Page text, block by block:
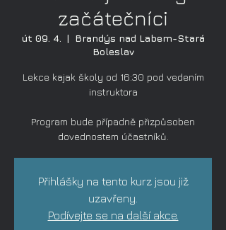
začátečníci
út 09. 4.
  |
Brandýs nad Labem-Stará
Boleslav
Lekce kajak školy od 16:30 pod vedením
instruktora
Program bude případně přizpůsoben
dovednostem účastníků.
Přihlášky na tento kurz jsou již
uzavřeny.
Podívejte se na další akce.